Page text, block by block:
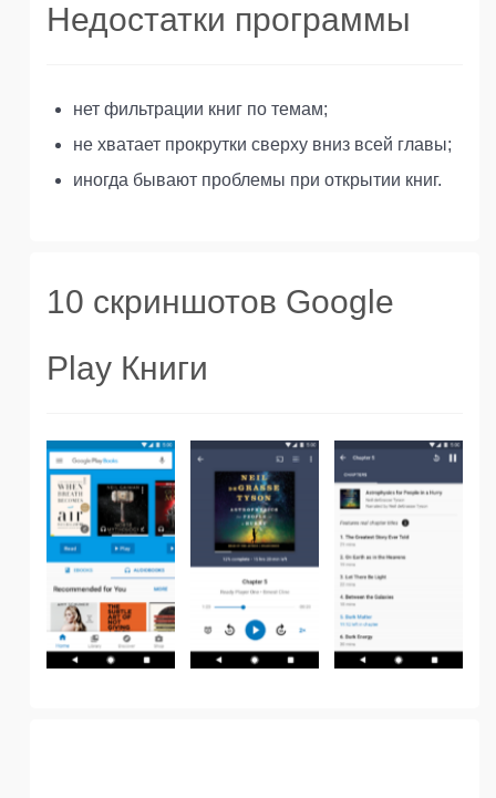
Недостатки программы
нет фильтрации книг по темам;
не хватает прокрутки сверху вниз всей главы;
иногда бывают проблемы при открытии книг.
10 скриншотов Google
Play Книги